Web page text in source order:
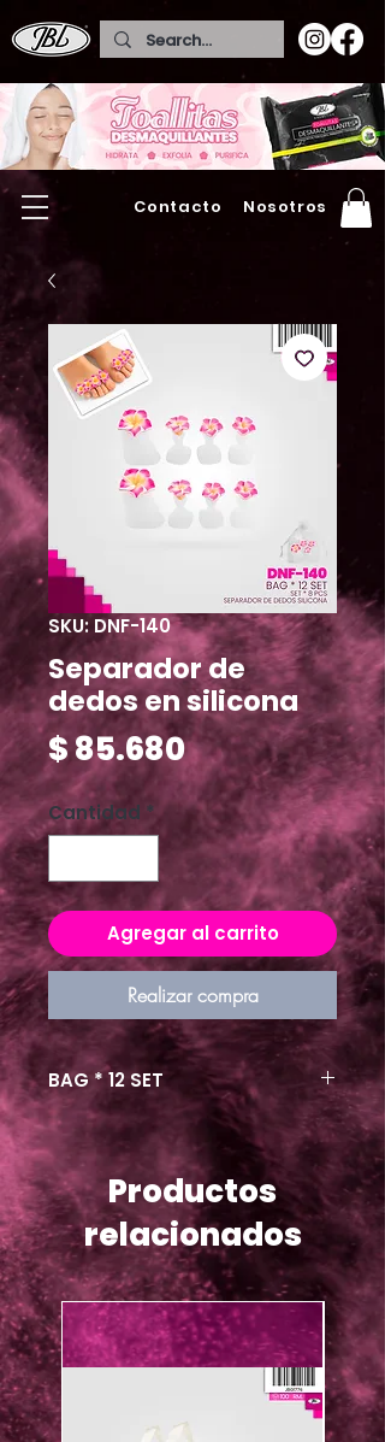
Contacto Nosotros
SKU: DNF-140
Separador de
dedos en silicona
$ 85.680Precio
Cantidad *
Agregar al carrito
Realizar compra
BAG * 12 SET
Productos
relacionados